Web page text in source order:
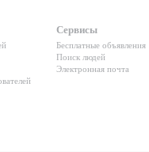
Сервисы
Бесплатные объявления
Поиск людей
Электронная почта